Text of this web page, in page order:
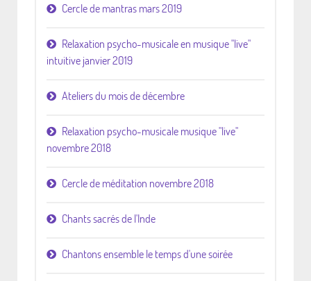
Cercle de mantras mars 2019
Relaxation psycho-musicale en musique "live"
intuitive janvier 2019
Ateliers du mois de décembre
Relaxation psycho-musicale musique "live"
novembre 2018
Cercle de méditation novembre 2018
Chants sacrés de l'Inde
Chantons ensemble le temps d'une soirée